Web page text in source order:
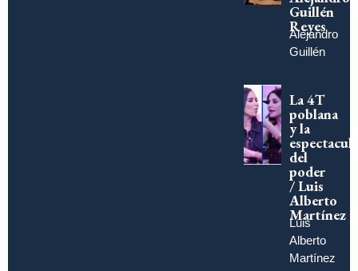
Guillén
Reyes
Alejandro
Guillén
La 4T
poblana
y la
del
poder
/ Luis
Alberto
Martínez
Luis
Alberto
Martínez